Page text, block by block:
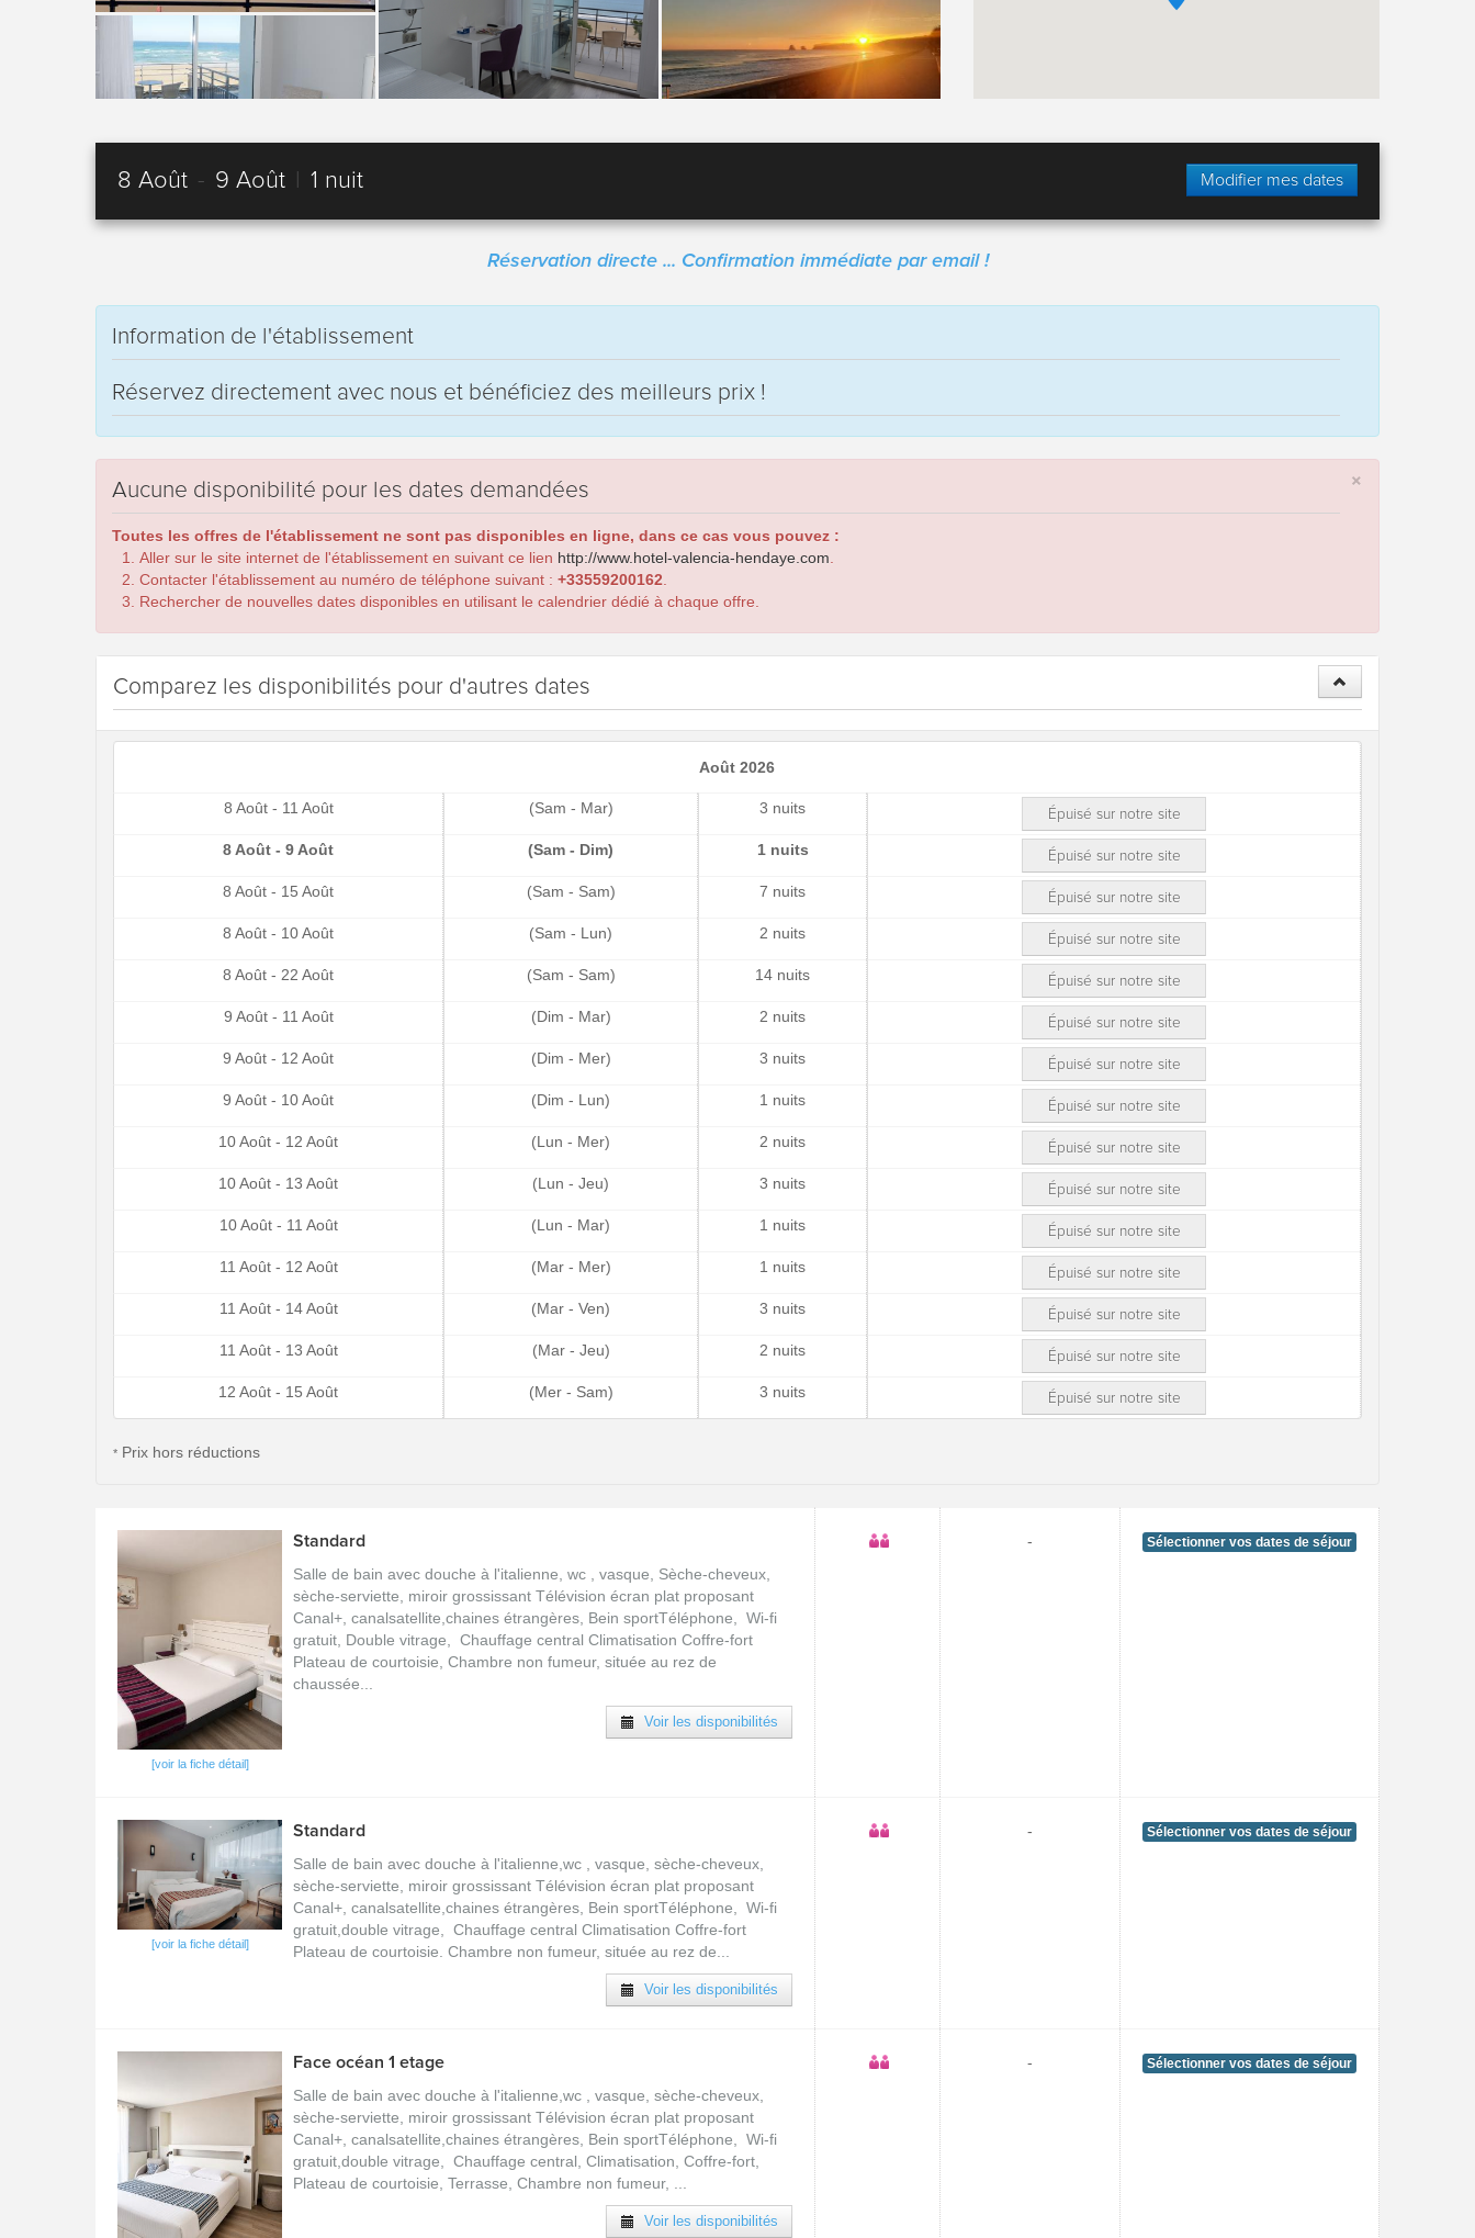
8 Août - 9 Août 1 nuit Modifier mes dates
Réservation directe ... Confirmation immédiate par email !
Information de l'établissement
Réservez directement avec nous et bénéficiez des meilleurs prix !
×
Aucune disponibilité pour les dates demandées
Toutes les offres de l'établissement ne sont pas disponibles en ligne, dans ce cas vous pouvez :
Aller sur le site internet de l'établissement en suivant ce lien http://www.hotel-valencia-hendaye.com
Contacter l'établissement au numéro de téléphone suivant : +33559200162
Rechercher de nouvelles dates disponibles en utilisant le calendrier dédié à chaque offre.
Comparez les disponibilités pour d'autres dates
Août 2026
8 Août - 11 Août (Sam - Mar) 3 nuits Épuisé sur notre site
8 Août - 9 Août (Sam - Dim) 1 nuits Épuisé sur notre site
8 Août - 15 Août (Sam - Sam) 7 nuits Épuisé sur notre site
8 Août - 10 Août (Sam - Lun) 2 nuits Épuisé sur notre site
8 Août - 22 Août (Sam - Sam) 14 nuits Épuisé sur notre site
9 Août - 11 Août (Dim - Mar) 2 nuits Épuisé sur notre site
9 Août - 12 Août (Dim - Mer) 3 nuits Épuisé sur notre site
9 Août - 10 Août (Dim - Lun) 1 nuits Épuisé sur notre site
10 Août - 12 Août (Lun - Mer) 2 nuits Épuisé sur notre site
10 Août - 13 Août (Lun - Jeu) 3 nuits Épuisé sur notre site
10 Août - 11 Août (Lun - Mar) 1 nuits Épuisé sur notre site
11 Août - 12 Août (Mar - Mer) 1 nuits Épuisé sur notre site
11 Août - 14 Août (Mar - Ven) 3 nuits Épuisé sur notre site
11 Août - 13 Août (Mar - Jeu) 2 nuits Épuisé sur notre site
12 Août - 15 Août (Mer - Sam) 3 nuits Épuisé sur notre site
* Prix hors réductions
[voir la fiche détail]
Standard
Salle de bain avec douche à l'italienne, wc , vasque, Sèche-cheveux,
sèche-serviette, miroir grossissant Télévision écran plat proposant
Canal+, canalsatellite,chaines étrangères, Bein sportTéléphone, Wi-fi
gratuit, Double vitrage, Chauffage central Climatisation Coffre-fort
Plateau de courtoisie, Chambre non fumeur, située au rez de
chaussée...
Voir les disponibilités
- Sélectionner vos dates de séjour
[voir la fiche détail]
Standard
Salle de bain avec douche à l'italienne,wc , vasque, sèche-cheveux,
sèche-serviette, miroir grossissant Télévision écran plat proposant
Canal+, canalsatellite,chaines étrangères, Bein sportTéléphone, Wi-fi
gratuit,double vitrage, Chauffage central Climatisation Coffre-fort
Plateau de courtoisie. Chambre non fumeur, située au rez de...
Voir les disponibilités
- Sélectionner vos dates de séjour
Face océan 1 etage
Salle de bain avec douche à l'italienne,wc , vasque, sèche-cheveux,
sèche-serviette, miroir grossissant Télévision écran plat proposant
Canal+, canalsatellite,chaines étrangères, Bein sportTéléphone, Wi-fi
gratuit,double vitrage, Chauffage central, Climatisation, Coffre-fort,
Plateau de courtoisie, Terrasse, Chambre non fumeur, ...
Voir les disponibilités
- Sélectionner vos dates de séjour